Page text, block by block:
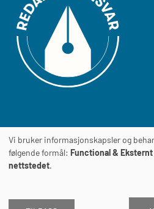
Journalens
Vi bruker informasjonskapsler og
følgende formål: Functional &
nettstedet.